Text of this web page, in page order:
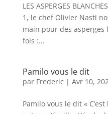
LES ASPERGES
1, le chef Olivier Nasti
main pour des
fois :...
Pamilo vous le dit
par Frederic | Avr 10,
Pamilo vous le dit «